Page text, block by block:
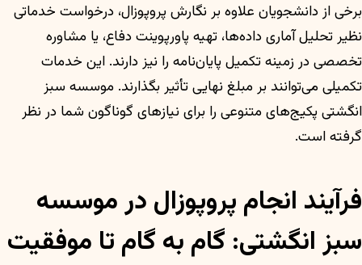
برخی از دانشجویان علاوه بر نگارش پروپوزال، درخواست خدماتی
نظیر تحلیل آماری داده‌ها، تهیه پاورپوینت دفاع، یا مشاوره
تخصصی در زمینه تکمیل پایان‌نامه را نیز دارند. این خدمات
تکمیلی می‌توانند بر مبلغ نهایی تأثیر بگذارند. موسسه سبز
انگشتی پکیج‌های متنوعی را برای نیازهای گوناگون شما در نظر
گرفته است.
فرآیند انجام پروپوزال در موسسه
سبز انگشتی: گام به گام تا موفقیت